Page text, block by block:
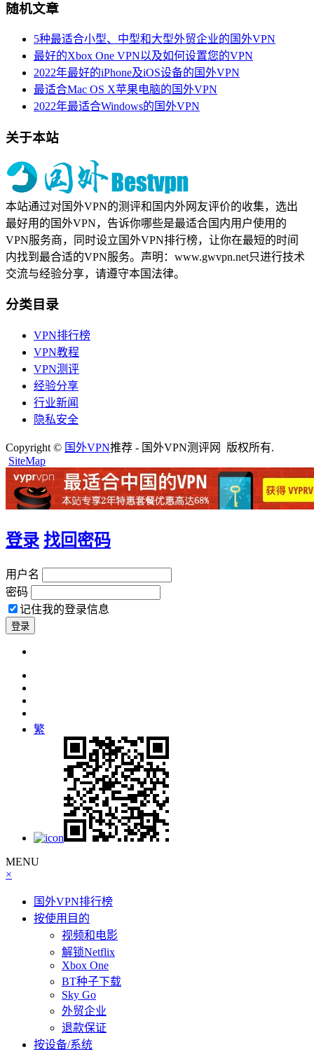
随机文章
5种最适合小型、中型和大型外贸企业的国外VPN
最好的Xbox One VPN以及如何设置您的VPN
2022年最好的iPhone及iOS设备的国外VPN
最适合Mac OS X苹果电脑的国外VPN
2022年最适合Windows的国外VPN
关于本站
本站通过对国外VPN的测评和国内外网友评价的收集，选出
最好用的国外VPN，告诉你哪些是最适合国内用户使用的
VPN服务商，同时设立国外VPN排行榜，让你在最短的时间
内找到最合适的VPN服务。声明：www.gwvpn.net只进行技术
交流与经验分享，请遵守本国法律。
分类目录
VPN排行榜
VPN教程
VPN测评
经验分享
行业新闻
隐私安全
Copyright © 国外VPN推荐 - 国外VPN测评网 版权所有.
SiteMap
登录 找回密码
用户名
密码
记住我的登录信息
繁
MENU
×
国外VPN排行榜
按使用目的
视频和电影
解锁Netflix
Xbox One
BT种子下载
Sky Go
外贸企业
退款保证
按设备/系统